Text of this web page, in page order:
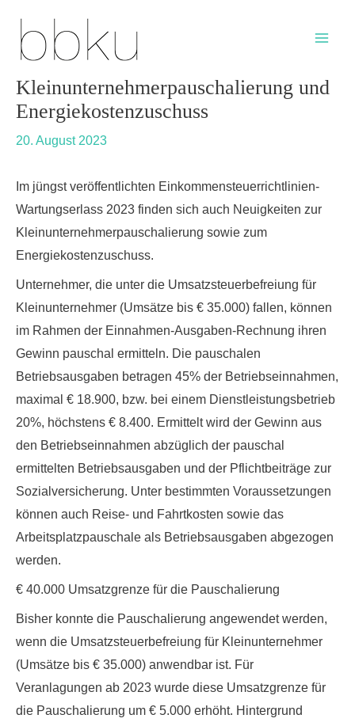
content
Kleinunternehmerpauschalierung und
Energiekostenzuschuss
20. August 2023
Im jüngst veröffentlichten Einkommensteuerrichtlinien-
Wartungserlass 2023 finden sich auch Neuigkeiten zur
Kleinunternehmerpauschalierung sowie zum
Energiekostenzuschuss.
Unternehmer, die unter die Umsatzsteuerbefreiung für
Kleinunternehmer (Umsätze bis € 35.000) fallen, können
im Rahmen der Einnahmen-Ausgaben-Rechnung ihren
Gewinn pauschal ermitteln. Die pauschalen
Betriebsausgaben betragen 45% der Betriebseinnahmen,
maximal € 18.900, bzw. bei einem Dienstleistungsbetrieb
20%, höchstens € 8.400. Ermittelt wird der Gewinn aus
den Betriebseinnahmen abzüglich der pauschal
ermittelten Betriebsausgaben und der Pflichtbeiträge zur
Sozialversicherung. Unter bestimmten Voraussetzungen
können auch Reise- und Fahrtkosten sowie das
Arbeitsplatzpauschale als Betriebsausgaben abgezogen
werden.
€ 40.000 Umsatzgrenze für die Pauschalierung
Bisher konnte die Pauschalierung angewendet werden,
wenn die Umsatzsteuerbefreiung für Kleinunternehmer
(Umsätze bis € 35.000) anwendbar ist. Für
Veranlagungen ab 2023 wurde diese Umsatzgrenze für
die Pauschalierung um € 5.000 erhöht. Hintergrund
navigation